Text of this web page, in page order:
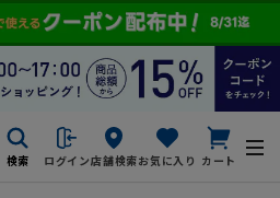
検索 ログイン店舗検索お気に入り カート